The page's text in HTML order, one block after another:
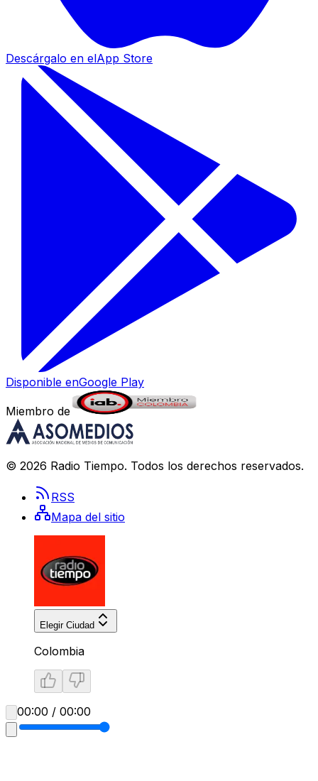
Descárgalo en elApp Store
Disponible enGoogle Play
Miembro de
© 2026 Radio Tiempo. Todos los derechos reservados.
RSS
Mapa del sitio
Elegir Ciudad
Colombia
00:00 / 00:00